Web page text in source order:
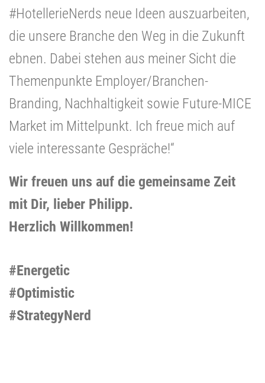
#HotellerieNerds neue Ideen auszuarbeiten,
die unsere Branche den Weg in die Zukunft
ebnen. Dabei stehen aus meiner Sicht die
Themenpunkte Employer/Branchen-
Branding, Nachhaltigkeit sowie Future-MICE
Market im Mittelpunkt. Ich freue mich auf
viele interessante Gespräche!“
Wir freuen uns auf die gemeinsame Zeit
mit Dir, lieber Philipp.
Herzlich Willkommen!
#Energetic
#Optimistic
#StrategyNerd